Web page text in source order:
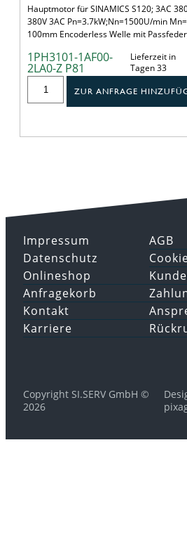
Hauptmotor für SINAMICS S120; 3AC
380V 3AC Pn=3.7kW;Nn=1500U/min
100mm Encoderless Welle mit
1PH3101-1AF00-
2LA0-Z P81
Lieferzeit in
Tagen 33
ZUR ANFRAGE
Impressum
Datenschutz
AGB
Onlineshop
Anfragekorb
Kontakt
Karriere
Copyright SI.SERV GmbH ©
2026